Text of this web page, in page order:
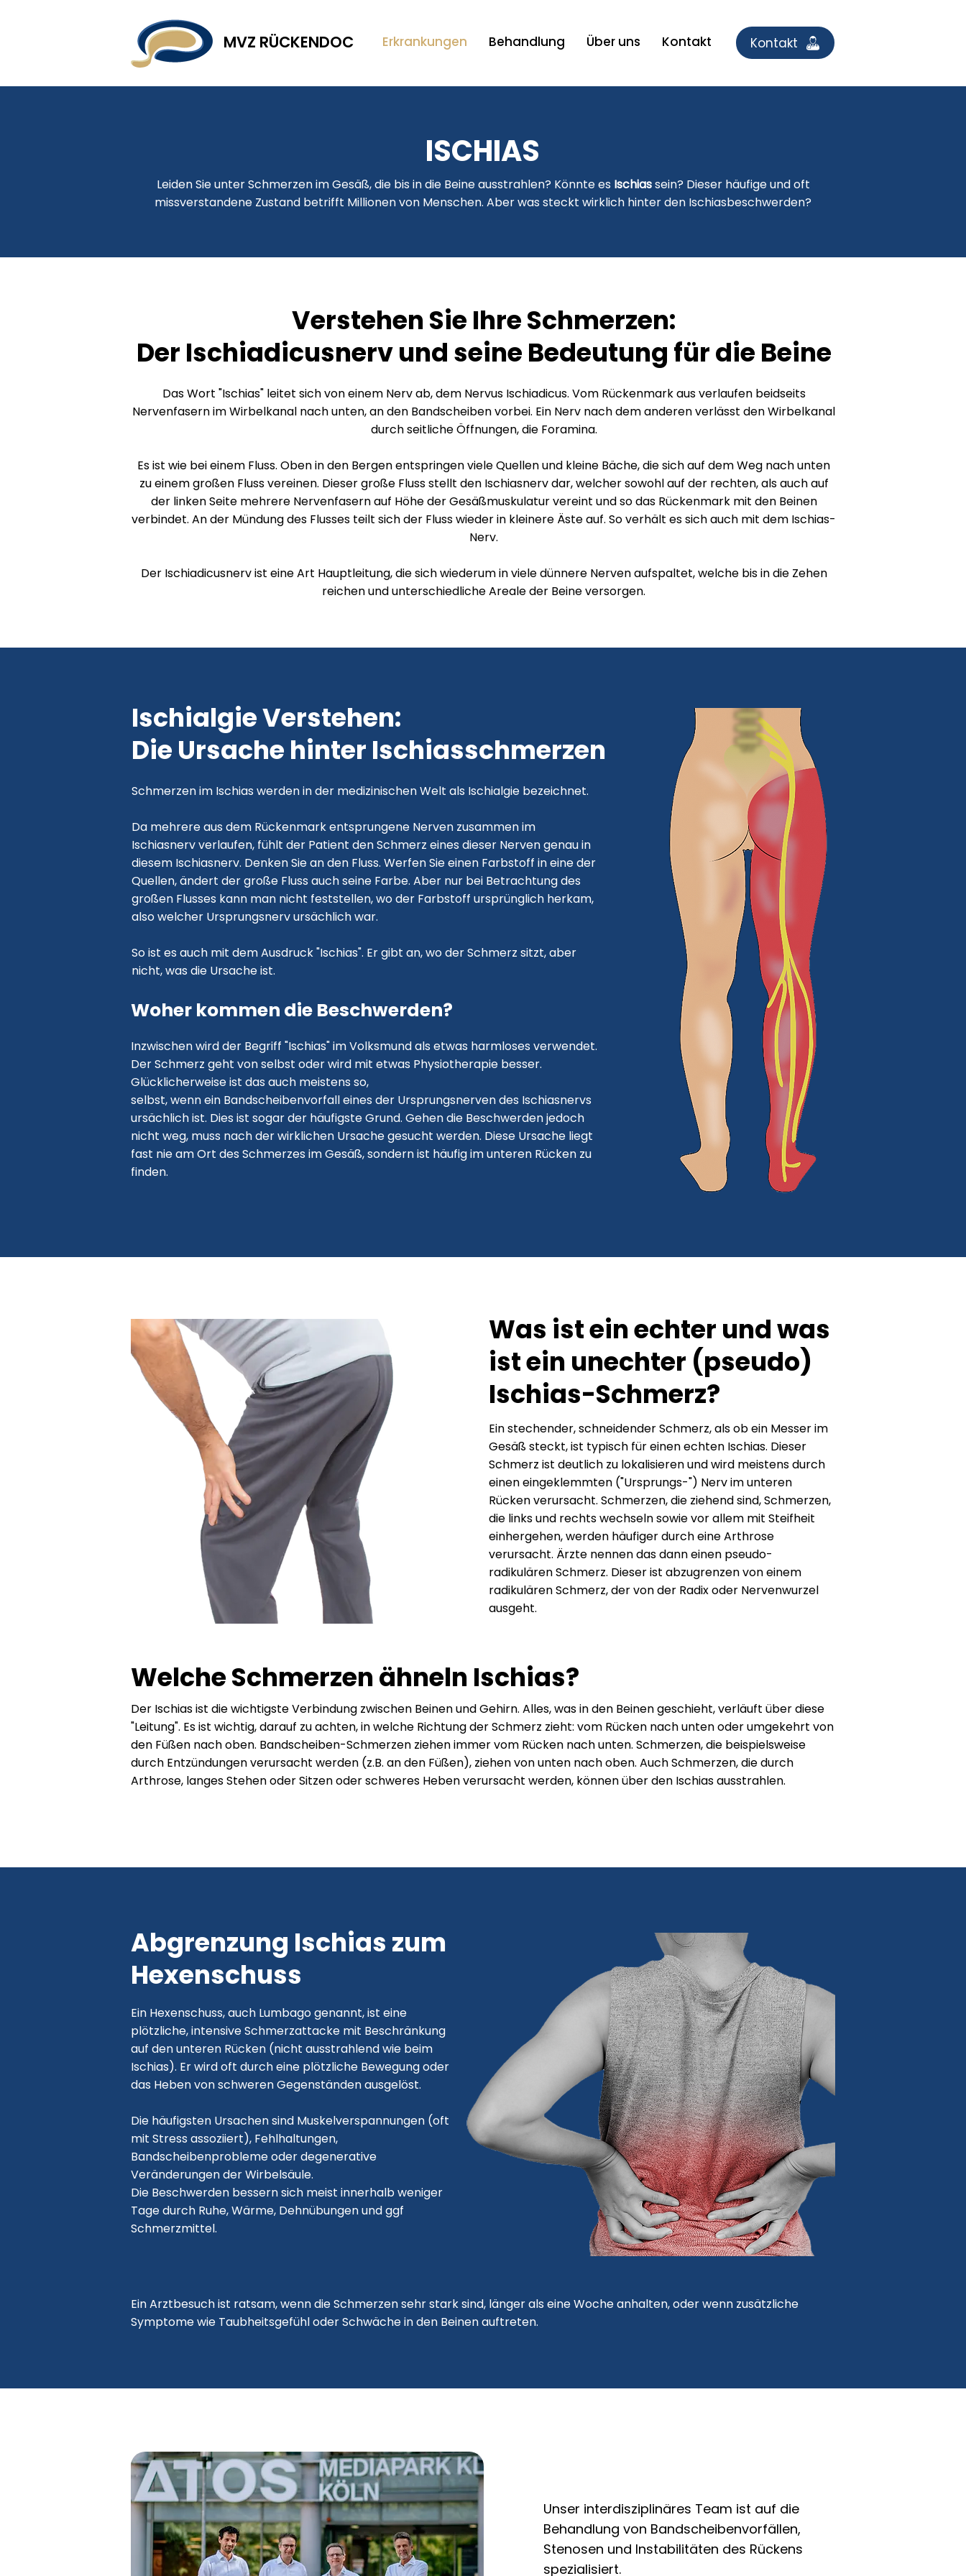
MVZ RÜCKENDOC Erkrankungen Behandlung Über uns Kontakt Kontakt
ISCHIAS
Leiden Sie unter Schmerzen im Gesäß, die bis in die Beine ausstrahlen? Könnte es Ischiassein? Dieser häufige und oft
missverstandene Zustand betrifft Millionen von Menschen. Aber was steckt wirklich hinter den Ischiasbeschwerden?
Verstehen Sie Ihre Schmerzen:
Der Ischiadicusnerv und seine Bedeutung für die Beine
Das Wort "Ischias" leitet sich von einem Nerv ab, dem Nervus Ischiadicus. Vom Rückenmark aus verlaufen beidseits
Nervenfasern im Wirbelkanal nach unten, an den Bandscheiben vorbei. Ein Nerv nach dem anderen verlässt den Wirbelkanal
durch seitliche Öffnungen, die Foramina.
Es ist wie bei einem Fluss. Oben in den Bergen entspringen viele Quellen und kleine Bäche, die sich auf dem Weg nach unten
zu einem großen Fluss vereinen. Dieser große Fluss stellt den Ischiasnerv dar, welcher sowohl auf der rechten, als auch auf
der linken Seite mehrere Nervenfasern auf Höhe der Gesäßmuskulatur vereint und so das Rückenmark mit den Beinen
verbindet. An der Mündung des Flusses teilt sich der Fluss wieder in kleinere Äste auf. So verhält es sich auch mit dem Ischias-
Nerv.
Der Ischiadicusnerv ist eine Art Hauptleitung, die sich wiederum in viele dünnere Nerven aufspaltet, welche bis in die Zehen
reichen und unterschiedliche Areale der Beine versorgen.
Ischialgie Verstehen:
Die Ursache hinter Ischiasschmerzen
Schmerzen im Ischias werden in der medizinischen Welt als Ischialgie bezeichnet.
Da mehrere aus dem Rückenmark entsprungene Nerven zusammen im
Ischiasnerv verlaufen, fühlt der Patient den Schmerz eines dieser Nerven genau in
diesem Ischiasnerv. Denken Sie an den Fluss. Werfen Sie einen Farbstoff in eine der
Quellen, ändert der große Fluss auch seine Farbe. Aber nur bei Betrachtung des
großen Flusses kann man nicht feststellen, wo der Farbstoff ursprünglich herkam,
also welcher Ursprungsnerv ursächlich war.
So ist es auch mit dem Ausdruck "Ischias". Er gibt an, wo der Schmerz sitzt, aber
nicht, was die Ursache ist.
Woher kommen die Beschwerden?
Inzwischen wird der Begriff "Ischias" im Volksmund als etwas harmloses verwendet.
Der Schmerz geht von selbst oder wird mit etwas Physiotherapie besser.
Glücklicherweise ist das auch meistens so,
selbst, wenn ein Bandscheibenvorfall eines der Ursprungsnerven des Ischiasnervs
ursächlich ist. Dies ist sogar der häufigste Grund. Gehen die Beschwerden jedoch
nicht weg, muss nach der wirklichen Ursache gesucht werden. Diese Ursache liegt
fast nie am Ort des Schmerzes im Gesäß, sondern ist häufig im unteren Rücken zu
finden.
Was ist ein echter und was
ist ein unechter (pseudo)
Ischias-Schmerz?
Ein stechender, schneidender Schmerz, als ob ein Messer im
Gesäß steckt, ist typisch für einen echten Ischias. Dieser
Schmerz ist deutlich zu lokalisieren und wird meistens durch
einen eingeklemmten ("Ursprungs-") Nerv im unteren
Rücken verursacht. Schmerzen, die ziehend sind, Schmerzen,
die links und rechts wechseln sowie vor allem mit Steifheit
einhergehen, werden häufiger durch eine Arthrose
verursacht. Ärzte nennen das dann einen pseudo-
radikulären Schmerz. Dieser ist abzugrenzen von einem
radikulären Schmerz, der von der Radix oder Nervenwurzel
ausgeht.
Welche Schmerzen ähneln Ischias?
Der Ischias ist die wichtigste Verbindung zwischen Beinen und Gehirn. Alles, was in den Beinen geschieht, verläuft über diese
"Leitung". Es ist wichtig, darauf zu achten, in welche Richtung der Schmerz zieht: vom Rücken nach unten oder umgekehrt von
den Füßen nach oben. Bandscheiben-Schmerzen ziehen immer vom Rücken nach unten. Schmerzen, die beispielsweise
durch Entzündungen verursacht werden (z.B. an den Füßen), ziehen von unten nach oben. Auch Schmerzen, die durch
Arthrose, langes Stehen oder Sitzen oder schweres Heben verursacht werden, können über den Ischias ausstrahlen.
Abgrenzung Ischias zum
Hexenschuss
​Ein Hexenschuss, auch Lumbago genannt, ist eine
plötzliche, intensive Schmerzattacke mit Beschränkung
auf den unteren Rücken (nicht ausstrahlend wie beim
Ischias). Er wird oft durch eine plötzliche Bewegung oder
das Heben von schweren Gegenständen ausgelöst.
Die häufigsten Ursachen sind Muskelverspannungen (oft
mit Stress assoziiert), Fehlhaltungen,
Bandscheibenprobleme oder degenerative
Veränderungen der Wirbelsäule.
Die Beschwerden bessern sich meist innerhalb weniger
Tage durch Ruhe, Wärme, Dehnübungen und ggf
Schmerzmittel.
​​Ein Arztbesuch ist ratsam, wenn die Schmerzen sehr stark sind, länger als eine Woche anhalten, oder wenn zusätzliche
Symptome wie Taubheitsgefühl oder Schwäche in den Beinen auftreten.​​
Unser interdisziplinäres Team ist auf die
Behandlung von Bandscheibenvorfällen,
Stenosen und Instabilitäten des Rückens
spezialisiert.